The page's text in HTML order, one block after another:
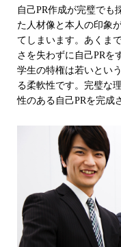
自己PR作成が完璧でも
た人材像と本人の印象
てしまいます。あくま
さを失わずに自己PRを
学生の特権は若いとい
る柔軟性です。完璧な
性のある自己PRを完成